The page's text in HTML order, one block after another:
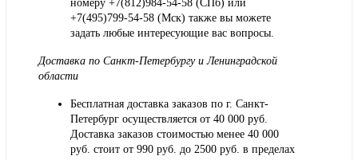
номеру +7(812)984-54-58 (СПб) или
+7(495)799-54-58 (Мск) также вы можете
задать любые интересующие вас вопросы.
Доставка по Санкт-Петербургу и Ленинградской
области
Бесплатная доставка заказов по г. Санкт-
Петербург осуществляется от 40 000 руб.
Доставка заказов стоимостью менее 40 000
руб. стоит от 990 руб. до 2500 руб. в пределах